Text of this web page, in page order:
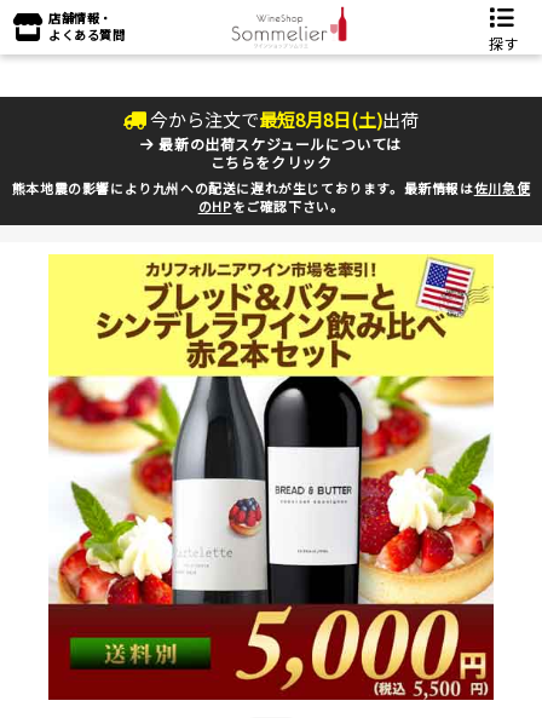
店舗情報・
よくある質問
探す
今から注文で最短8月8日(土)出荷
最新の出荷スケジュールについては
こちらをクリック
熊本地震の影響により九州への配送に遅れが生じております。最新情報は佐川急便
のHPをご確認下さい。